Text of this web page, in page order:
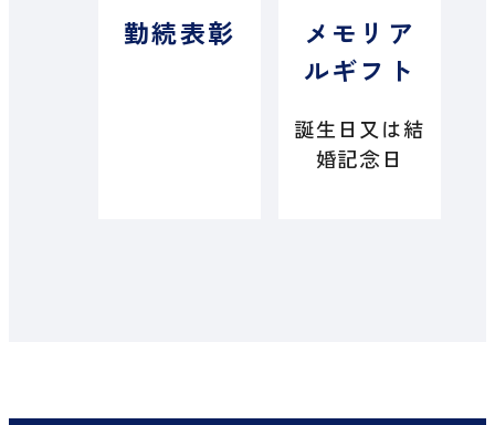
勤続表彰
メモリア
ルギフト
誕生日又は結
婚記念日